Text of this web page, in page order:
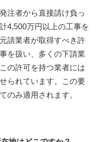
注者から直接請け負っ
4,500万円以上の工事を
請業者が取得すべき許
を扱い、多くの下請業
の許可を持つ業者には
られています。この要
のみ適用されます。